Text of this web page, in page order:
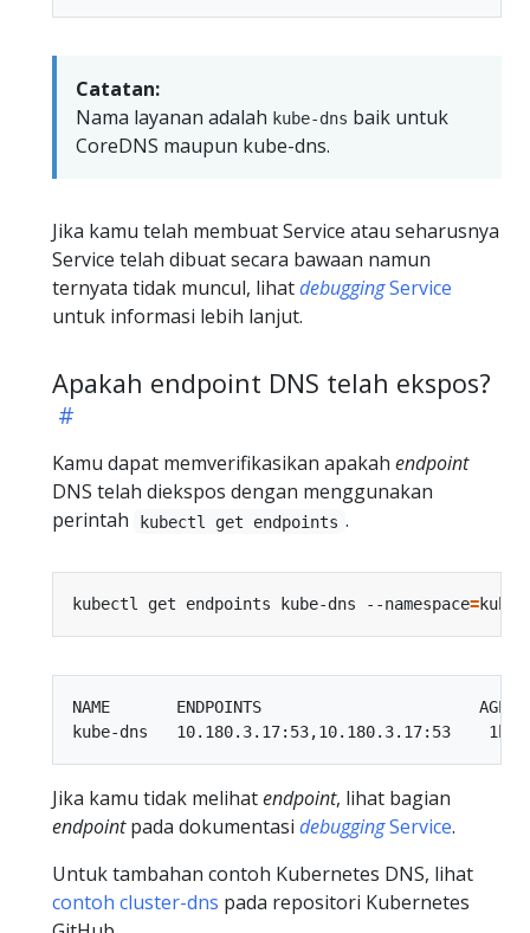
Catatan:
Nama layanan adalah kube-dns baik untuk
CoreDNS maupun kube-dns.
Jika kamu telah membuat Service atau seharusnya
Service telah dibuat secara bawaan namun
ternyata tidak muncul, lihatdebuggingService
untuk informasi lebih lanjut.
Apakah endpoint DNS telah ekspos?
Kamu dapat memverifikasikan apakah endpoint
DNS telah diekspos dengan menggunakan
perintah
kubectl get endpoints .
kubectl get endpoints kube-dns --namespace=
NAME       ENDPOINTS                       AGE
Jika kamu tidak melihatendpoint, lihat bagian
endpointpada dokumentasi debuggingService.
Untuk tambahan contoh Kubernetes DNS, lihat
contoh cluster-dns pada repositori Kubernetes